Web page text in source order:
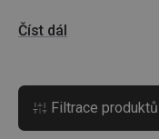
Číst dál
Filtrace produktů